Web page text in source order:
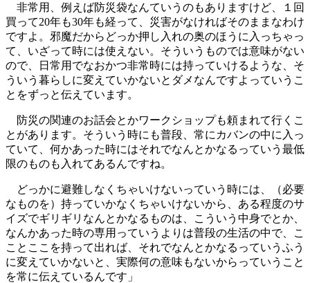
非常用、例えば防災袋なんていうのもありますけど、１回
買って20年も30年も経って、災害がなければそのままなわけ
ですよ。邪魔だからどっか押し入れの奥のほうに入っちゃっ
て、いざって時には使えない。そういうものでは意味がない
ので、日常用でなおかつ非常時には持っていけるような、そ
ういう暮らしに変えていかないとダメなんですよっていうこ
とをずっと伝えています。
防災の関連のお話会とかワークショップも頼まれて行くこ
とがあります。そういう時にも普段、常にカバンの中に入っ
ていて、何かあった時にはそれでなんとかなるっていう最低
限のものも入れてあるんですね。
どっかに避難しなくちゃいけないっていう時には、（必要
なものを）持っていかなくちゃいけないから、ある程度のサ
イズでギリギリなんとかなるものは、こういう中身でとか、
なんかあった時の専用っていうよりは普段の生活の中で、こ
ことここを持って出れば、それでなんとかなるっていうふう
に変えていかないと、実際何の意味もないからっていうこと
を常に伝えているんです」